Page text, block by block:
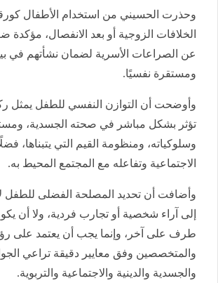
وحذرت الحسيني من استخدام الأطفال
الخلافات الزوجية أو بعد الانفصال، مؤكدة
عن الصراعات الأسرية لضمان نشأتهم في
ومستقرة نفسيًا.
وأوضحت أن التوازن النفسي للطفل يمثل
تؤثر بشكل مباشر في صحته الجسدية،
وسلوكياته، ومنظومة القيم التي يتبناها،
الاجتماعية وتفاعله مع المجتمع المحيط به.
وأضافت أن تحديد المصلحة الفضلى للطفل
إلى آراء شخصية أو تجارب فردية، ولا أن
طرف على آخر، وإنما يجب أن يعتمد على
والمتخصصين وفق معايير دقيقة تراعي
والجسدية والدينية والاجتماعية والتربوية.